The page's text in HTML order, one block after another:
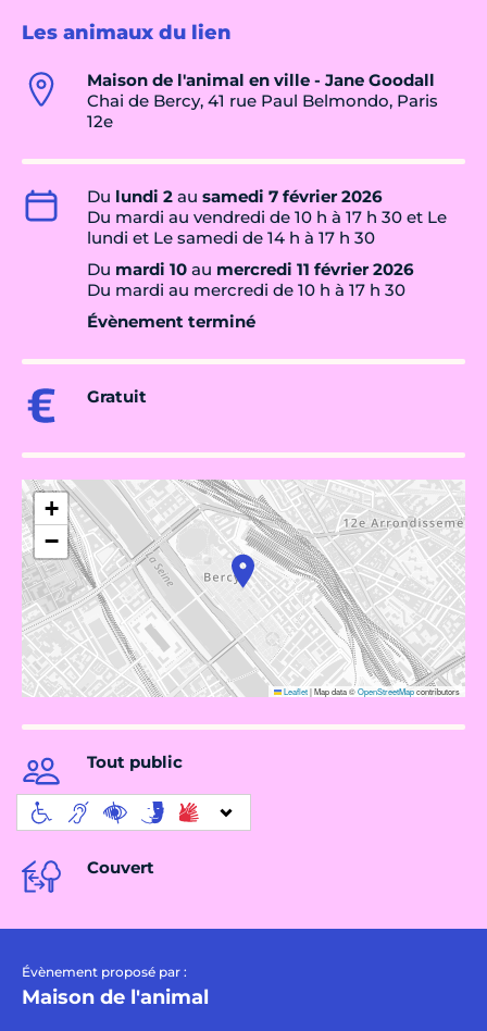
Les animaux du lien
Maison de l'animal en ville - Jane Goodall
Chai de Bercy, 41 rue Paul Belmondo, Paris
12e
Du lundi 2 au samedi 7 février 2026
Du mardi au vendredi de 10 h à 17 h 30 et Le
lundi et Le samedi de 14 h à 17 h 30
Du mardi 10 au mercredi 11 février 2026
Du mardi au mercredi de 10 h à 17 h 30
Évènement terminé
Gratuit
+
−
Leaflet|Map data ©OpenStreetMapcontributors
Tout public
Couvert
Évènement proposé par :
Maison de l'animal